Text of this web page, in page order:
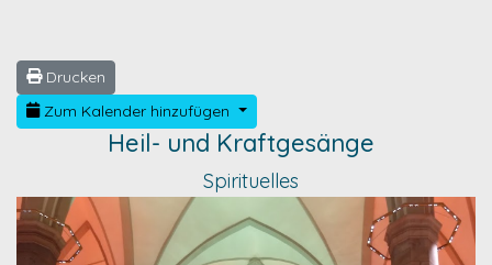
Drucken
Zum Kalender hinzufügen
Heil- und Kraftgesänge
Spirituelles